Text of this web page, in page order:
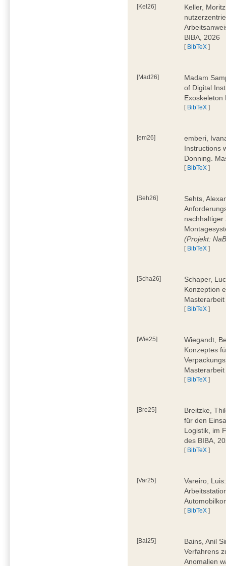
[Kel26]
Keller,
BIBA, 2026
[ BibTeX ]
[Mad26]
Madam
of Digital
Exoskeleton
[ BibTeX ]
[em26]
emberi,
Instructions
Donning.
[ BibTeX ]
[Seh26]
Sehts,
nachhaltiger
(Projekt:
[ BibTeX ]
[Scha26]
Schaper,
Konzeption
[ BibTeX ]
[Wie25]
Wiegandt,
Konzeptes
[ BibTeX ]
[Bre25]
Breitzke,
für den
Logistik, im
des BIBA,
[ BibTeX ]
[Var25]
Vareiro,
[ BibTeX ]
[Bai25]
Bains, Anil
Verfahrens
Anomalien